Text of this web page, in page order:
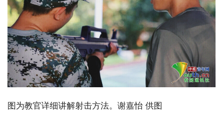
图为教官详细讲解射击方法。谢嘉怡 供图